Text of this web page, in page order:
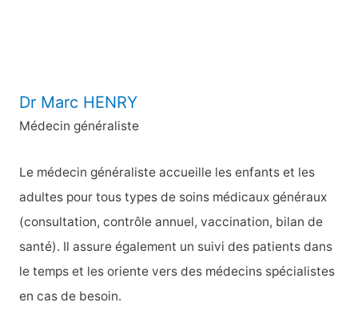
Dr Marc HENRY
Médecin généraliste
Le médecin généraliste accueille les enfants et les
adultes pour tous types de soins médicaux généraux
(consultation, contrôle annuel, vaccination, bilan de
santé). Il assure également un suivi des patients dans
le temps et les oriente vers des médecins spécialistes
en cas de besoin.